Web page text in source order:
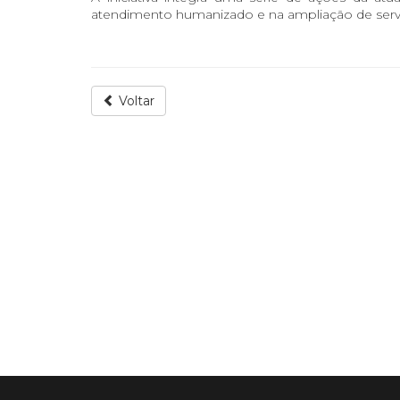
atendimento humanizado e na ampliação de
Voltar